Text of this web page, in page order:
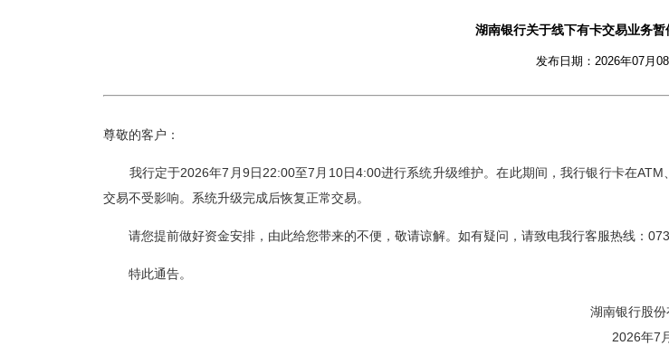
湖南银行关于线下有卡交易业务
发布日期：2026年07月08
尊敬的客户：
我行定于2026年7 月9日22:00至7月10日4:00进行系统升级维护。在此期间，我行银行卡在ATM
交易不受影响。 系统升级完成后恢复正常交易。
请您提前做好资金安排， 由此给您带来的不便，敬请谅解。如有疑问，请致电我行客服热线 ：
特此通告。
湖南银行股份有
2026年7月8